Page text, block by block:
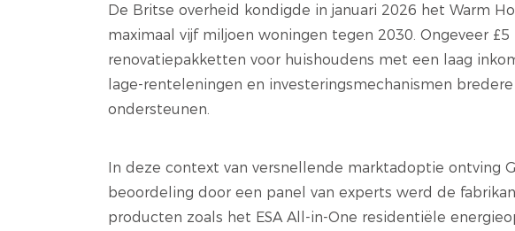
De Britse overheid kondigde in januari 2026 het Warm
maximaal vijf miljoen woningen tegen 2030. Ongeveer
renovatiepakketten voor huishoudens met een laag
lage-renteleningen en investeringsmechanismen
ondersteunen.
In deze context van versnellende marktadoptie ontving
beoordeling door een panel van experts werd de
producten zoals het ESA All-in-One residentiële